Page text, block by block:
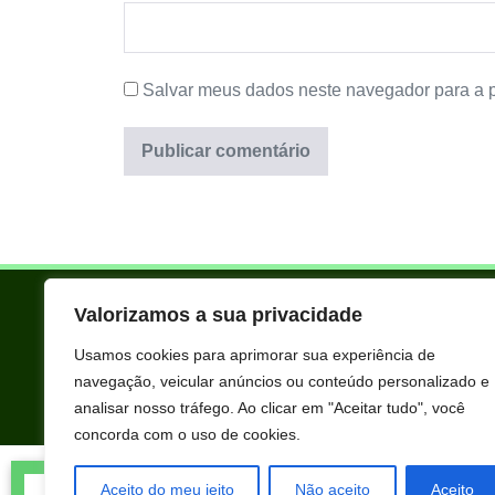
Valorizamos a sua privacidade
Usamos cookies para aprimorar sua experiência de
navegação, veicular anúncios ou conteúdo personalizado e
analisar nosso tráfego. Ao clicar em "Aceitar tudo", você
concorda com o uso de cookies.
Aceito do meu jeito Não aceito Aceito
Salvar meus dados neste navegador para a
Todos os produtos oferecidos aqui são selecionados manualmente
extraordinários para você que está realmente comprometido com
Tatiana de Jesus acabou de comprar